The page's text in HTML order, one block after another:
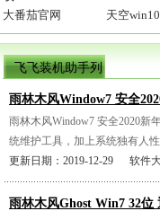
大番茄官网 天空
飞飞装机助手列
表
雨林木风Window7 安全
雨林木风Window7 安全2020新
统维护工具，加上系统独有人
更新日期：2019-12-29 软件
雨林木风Ghost Win7 32位